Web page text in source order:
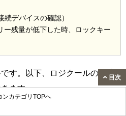
ンカテゴリTOPへ
続デバイスの確認）
ー残量が低下した時、ロックキー
す。以下、ロジクールの公式
ます。
イトをみてみる↓
目次